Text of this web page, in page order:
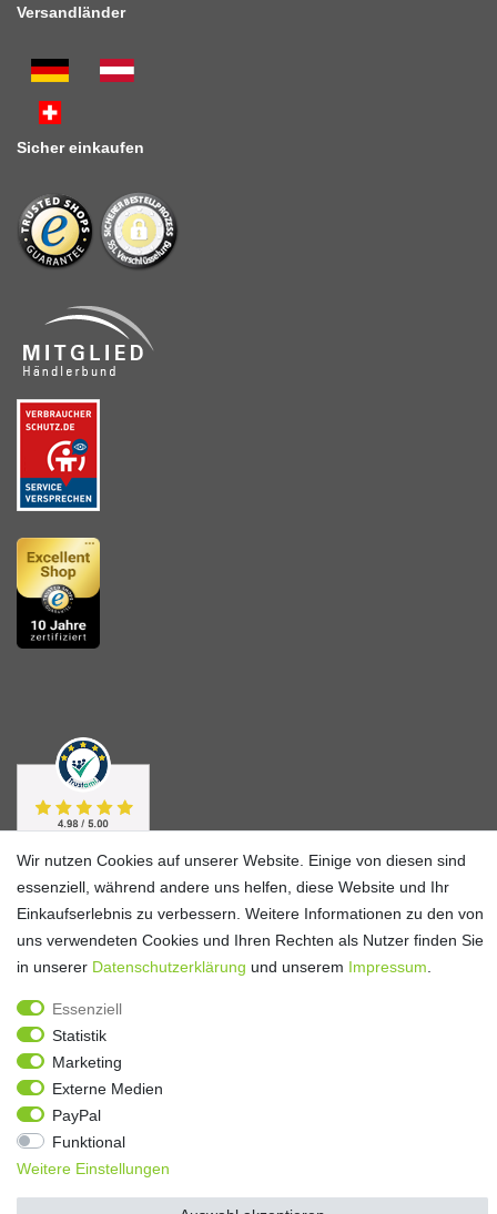
Versandländer
Sicher einkaufen
Alle Preise verstehen sich inkl. ges. MwSt. und zzgl.
Wir nutzen Cookies auf unserer Website. Einige von diesen sind
essenziell, während andere uns helfen, diese Website und Ihr
Einkaufserlebnis zu verbessern. Weitere Informationen zu den von
uns verwendeten Cookies und Ihren Rechten als Nutzer finden Sie
in unserer Daten­schutz­erklärung und unserem Impressum
Essenziell
Statistik
Marketing
Externe Medien
PayPal
Funktional
Weitere Einstellungen